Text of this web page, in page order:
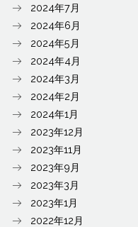
2024年7月
2024年6月
2024年5月
2024年4月
2024年3月
2024年2月
2024年1月
2023年12月
2023年11月
2023年9月
2023年3月
2023年1月
2022年12月